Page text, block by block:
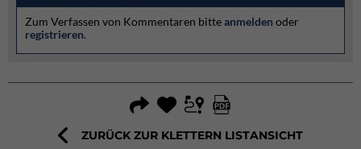
Zum Verfassen von Kommentaren bitteanmelden oder
registrieren.
ZURÜCK ZUR KLETTERN LISTANSICHT